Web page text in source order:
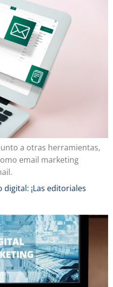
a otras herramientas,
email marketing
¡Las editoriales